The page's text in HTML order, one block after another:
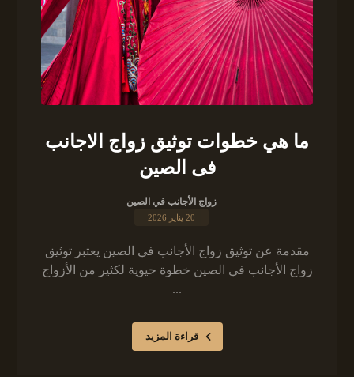
ما هي خطوات توثيق زواج الاجانب
فى الصين
زواج الأجانب في الصين
20 يناير 2026
مقدمة عن توثيق زواج الأجانب في الصين يعتبر توثيق
زواج الأجانب في الصين خطوة حيوية لكثير من الأزواج
...
قراءة المزيد